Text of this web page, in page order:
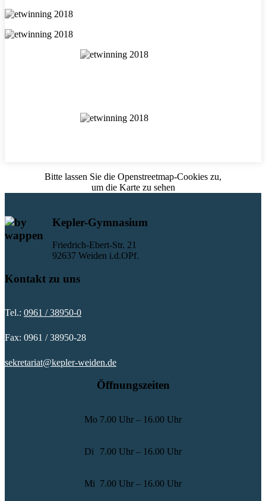
Bitte lassen Sie die Openstreetmap-Cookies zu,
um die Karte zu sehen
Kepler-Gymnasium
Friedrich-Ebert-Str. 21
92637 Weiden i.d.OPf.
Kontakt zu uns
Tel.: 0961 / 38950-0
Fax: 0961 / 38950-28
sekretariat@kepler-weiden.de
Öffnungszeiten
Mo 7.00 Uhr – 16.00 Uhr
Di 7.00 Uhr – 16.00 Uhr
Mi 7.00 Uhr – 16.00 Uhr